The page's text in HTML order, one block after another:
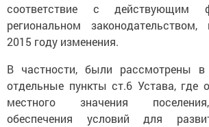
соответствие с действующим
региональном
2015 году изменения.
В частности, были рассмотрены в
отдельные пункты ст.6 Устава, где
местного значения
обеспечения условий для